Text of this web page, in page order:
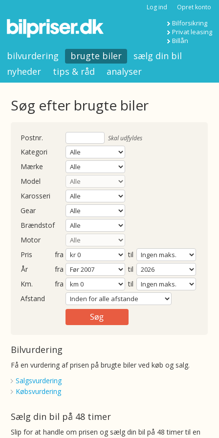
Log ind Opret konto
Bilforsikring
Privat leasing
Billån
bilvurdering brugte biler
sælg din bil
nyheder
tips & råd analyser
Søg efter brugte biler
Skal udfyldes
Kategori
Mærke
Model
Karosseri
Gear
Brændstof
Motor
Pris
fra
til
fra
til
fra
til
Afstand
Bilvurdering
Få en vurdering af prisen på brugte biler ved køb og salg.
Salgsvurdering
Købsvurdering
Sælg din bil på 48 timer
Slip for at handle om prisen og sælg din bil på 48 timer til en